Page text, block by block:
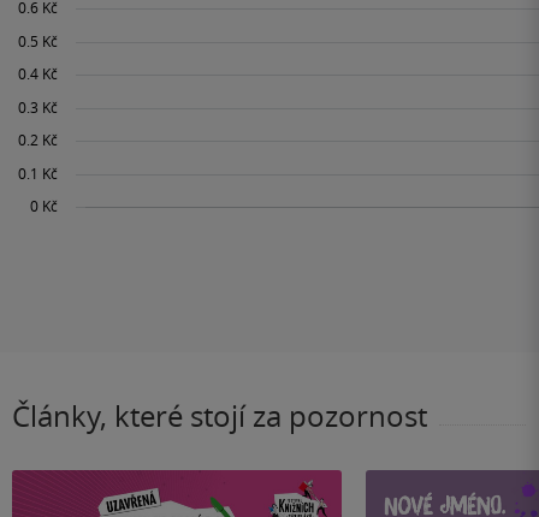
Články, které stojí za pozornost